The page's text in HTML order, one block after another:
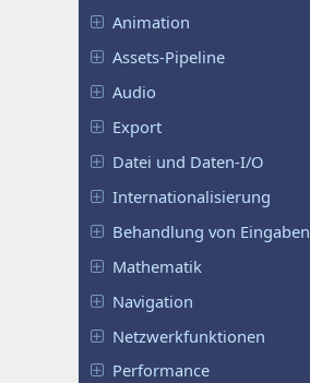
Animation
Assets-Pipeline
Audio
Export
Datei und Daten-I/O
Internationalisierung
Behandlung von Eingaben
Mathematik
Navigation
Netzwerkfunktionen
Performance